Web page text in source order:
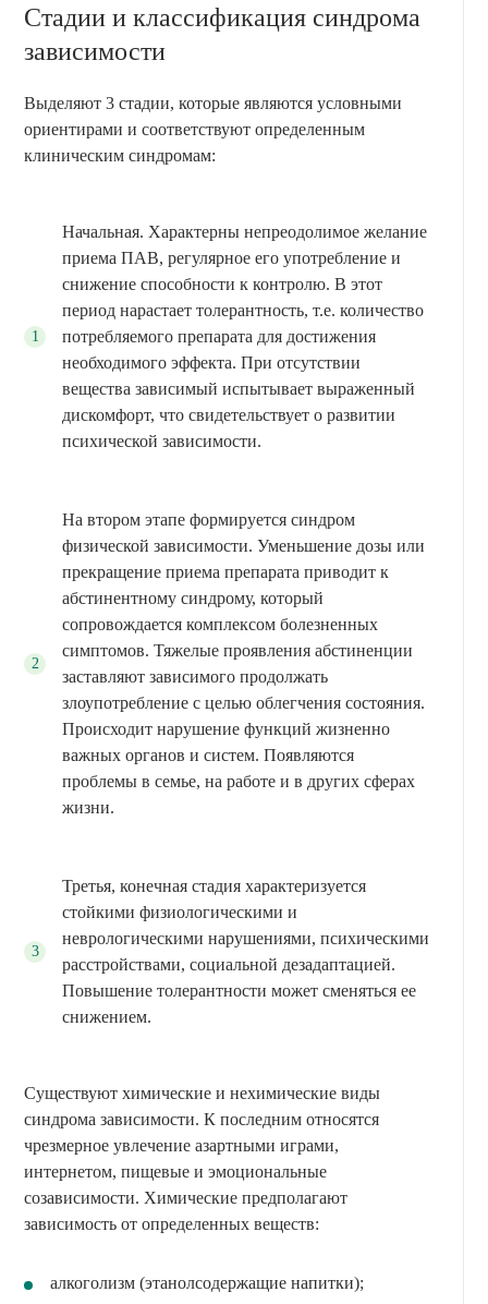
Стадии и классификация синдрома
зависимости
Выделяют 3 стадии, которые являются условными
ориентирами и соответствуют определенным
клиническим синдромам:
Начальная. Характерны непреодолимое желание
приема ПАВ, регулярное его употребление и
снижение способности к контролю. В этот
период нарастает толерантность, т.е. количество
потребляемого препарата для достижения
необходимого эффекта. При отсутствии
вещества зависимый испытывает выраженный
дискомфорт, что свидетельствует о развитии
психической зависимости.
На втором этапе формируется синдром
физической зависимости. Уменьшение дозы или
прекращение приема препарата приводит к
абстинентному синдрому, который
сопровождается комплексом болезненных
симптомов. Тяжелые проявления абстиненции
заставляют зависимого продолжать
злоупотребление с целью облегчения состояния.
Происходит нарушение функций жизненно
важных органов и систем. Появляются
проблемы в семье, на работе и в других сферах
жизни.
Третья, конечная стадия характеризуется
стойкими физиологическими и
неврологическими нарушениями, психическими
расстройствами, социальной дезадаптацией.
Повышение толерантности может сменяться ее
снижением.
Существуют химические и нехимические виды
синдрома зависимости. К последним относятся
чрезмерное увлечение азартными играми,
интернетом, пищевые и эмоциональные
созависимости. Химические предполагают
зависимость от определенных веществ:
алкоголизм (этанолсодержащие напитки);